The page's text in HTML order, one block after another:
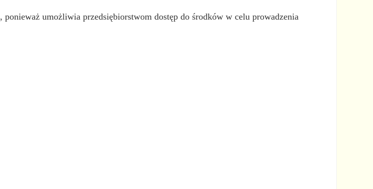
, ponieważ umożliwia przedsiębiorstwom dostęp do środków w celu prowadzenia